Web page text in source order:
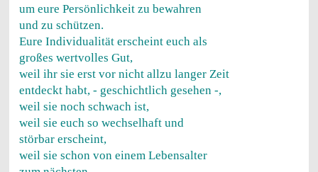
um eure Persönlichkeit zu bewahren
und zu schützen.
Eure Individualität erscheint euch als
großes wertvolles Gut,
weil ihr sie erst vor nicht allzu langer Zeit
entdeckt habt, - geschichtlich gesehen -,
weil sie noch schwach ist,
weil sie euch so wechselhaft und
störbar erscheint,
weil sie schon von einem Lebensalter